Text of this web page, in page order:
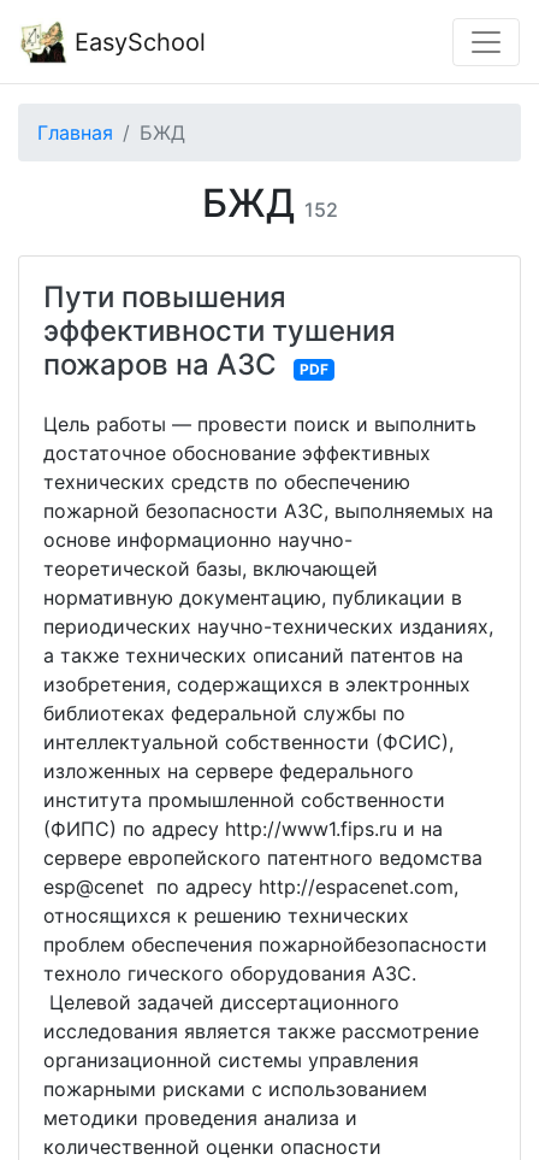
EasySchool
Главная БЖД
БЖД 152
Пути повышения
эффективности тушения
пожаров на АЗС
PDF
Цель работы — провести поиск и выполнить
достаточное обоснование эффективных
технических средств по обеспечению
пожарной безопасности АЗС, выполняемых на
основе информационно научно-
теоретической базы, включающей
нормативную документацию, публикации в
периодических научно-технических изданиях,
а также технических описаний патентов на
изобретения, содержащихся в электронных
библиотеках федеральной службы по
интеллектуальной собственности (ФСИС),
изложенных на сервере федерального
института промышленной собственности
(ФИПС) по адресу httр://www1.fiрs.ru и на
сервере европейского патентного ведомства
esр@сenet по адресу httр://esрасenet.соm,
относящихся к решению технических
проблем обеспечения пожарнойбезопасности
техноло гического оборудования АЗС.
Целевой задачей диссертационного
исследования является также рассмотрение
организационной системы управления
пожарными рисками с использованием
методики проведения анализа и
количественной оценки опасности